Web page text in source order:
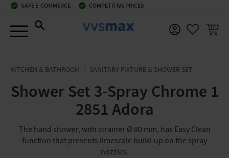
check_circle SAFE E-COMMERCE check_circle COMPETITIVE PRICES
BASKET
KITCHEN & BATHROOM SANITARY FIXTURE & SHOWER SET
Shower Set 3-Spray Chrome 1
2851 Adora
The hand shower, with strainer Ø 80 mm, has Easy Clean
function that prevents limescale build-up on the spray
nozzles.